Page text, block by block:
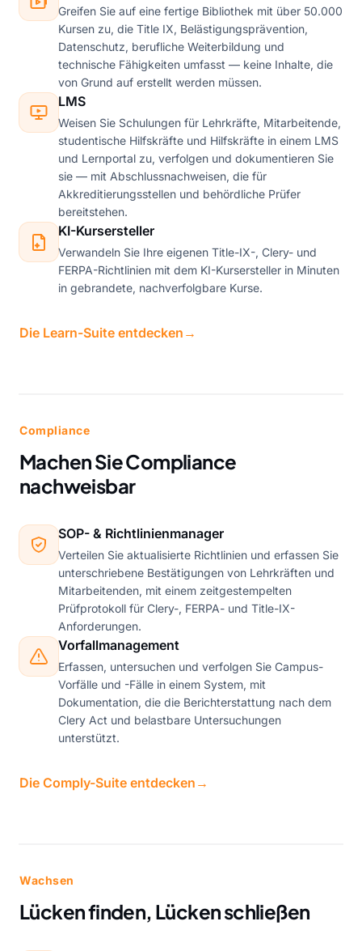
Greifen Sie auf eine fertige Bibliothek mit über 50.000
Kursen zu, die Title IX, Belästigungsprävention,
Datenschutz, berufliche Weiterbildung und
technische Fähigkeiten umfasst — keine Inhalte, die
von Grund auf erstellt werden müssen.
LMS
Weisen Sie Schulungen für Lehrkräfte, Mitarbeitende,
studentische Hilfskräfte und Hilfskräfte in einem LMS
und Lernportal zu, verfolgen und dokumentieren Sie
sie — mit Abschlussnachweisen, die für
Akkreditierungsstellen und behördliche Prüfer
bereitstehen.
KI-Kursersteller
Verwandeln Sie Ihre eigenen Title-IX-, Clery- und
FERPA-Richtlinien mit dem KI-Kursersteller in Minuten
in gebrandete, nachverfolgbare Kurse.
Die Learn-Suite entdecken →
Compliance
Machen Sie Compliance
nachweisbar
SOP- & Richtlinienmanager
Verteilen Sie aktualisierte Richtlinien und erfassen Sie
unterschriebene Bestätigungen von Lehrkräften und
Mitarbeitenden, mit einem zeitgestempelten
Prüfprotokoll für Clery-, FERPA- und Title-IX-
Anforderungen.
Vorfallmanagement
Erfassen, untersuchen und verfolgen Sie Campus-
Vorfälle und -Fälle in einem System, mit
Dokumentation, die die Berichterstattung nach dem
Clery Act und belastbare Untersuchungen
unterstützt.
Die Comply-Suite entdecken →
Wachsen
Lücken finden, Lücken schließen